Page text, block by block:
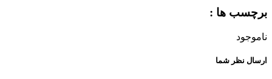
برچسب ها :
ناموجود
ارسال نظر شما